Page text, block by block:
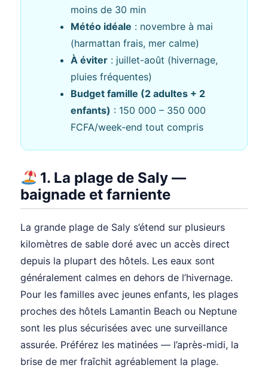
moins de 30 min
Météo idéale : novembre à mai
(harmattan frais, mer calme)
À éviter : juillet-août (hivernage,
pluies fréquentes)
Budget famille (2 adultes + 2
enfants) : 150 000 – 350 000
FCFA/week-end tout compris
1. La plage de Saly —
baignade et farniente
La grande plage de Saly s’étend sur plusieurs
kilomètres de sable doré avec un accès direct
depuis la plupart des hôtels. Les eaux sont
généralement calmes en dehors de l’hivernage.
Pour les familles avec jeunes enfants, les plages
proches des hôtels Lamantin Beach ou Neptune
sont les plus sécurisées avec une surveillance
assurée. Préférez les matinées — l’après-midi, la
brise de mer fraîchit agréablement la plage.